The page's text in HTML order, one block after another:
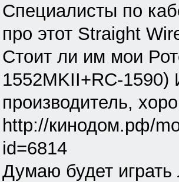
Специалисты по
про этот Straight
Стоит ли им мои
1552MKII+RC-1590)
производитель,
http://кинодом.рф/
id=6814
Думаю будет